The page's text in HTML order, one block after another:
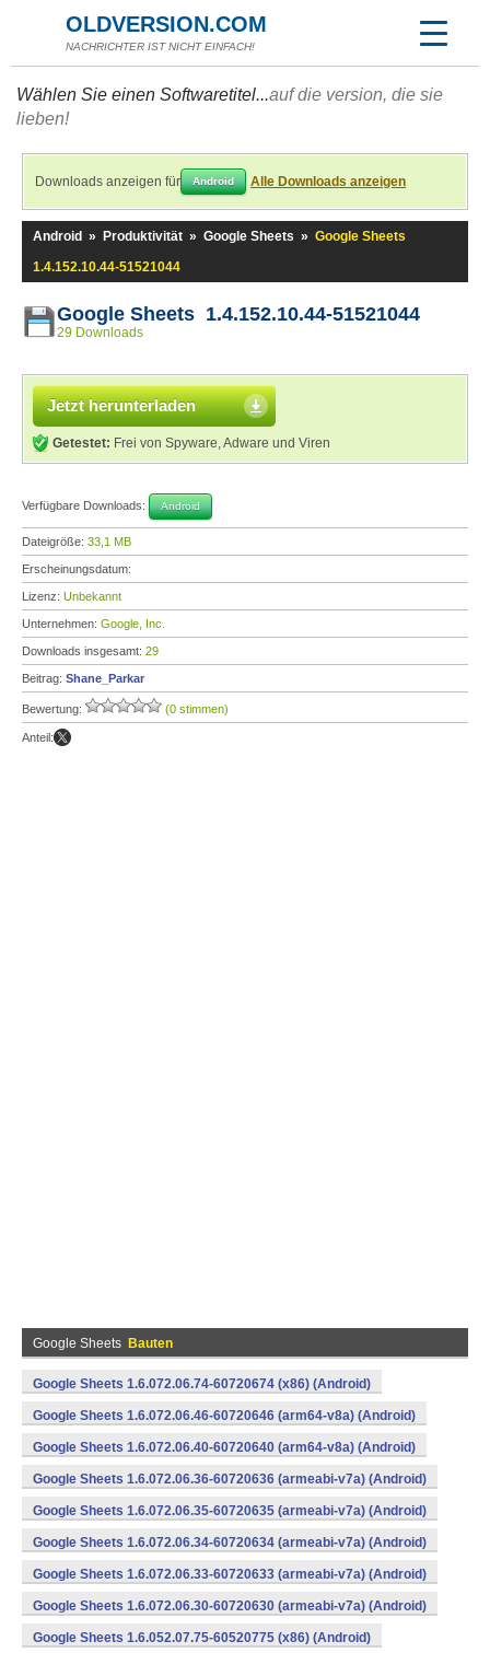
OLDVERSION.COM
NACHRICHTER IST NICHT EINFACH!
Wählen Sie einen Softwaretitel...auf die version, die sie
lieben!
Downloads anzeigen für Android Alle Downloads anzeigen
Android » Produktivität » Google Sheets » Google Sheets
1.4.152.10.44-51521044
Google Sheets 1.4.152.10.44-51521044
29 Downloads
Jetzt herunterladen
Getestet: Frei von Spyware, Adware und Viren
Verfügbare Downloads: Android
Dateigröße: 33,1 MB
Erscheinungsdatum:
Lizenz: Unbekannt
Unternehmen: Google, Inc.
Downloads insgesamt: 29
Beitrag: Shane_Parkar
Bewertung: (0 stimmen)
Anteil:
Google Sheets Bauten
Google Sheets 1.6.072.06.74-60720674 (x86) (Android)
Google Sheets 1.6.072.06.46-60720646 (arm64-v8a) (Android)
Google Sheets 1.6.072.06.40-60720640 (arm64-v8a) (Android)
Google Sheets 1.6.072.06.36-60720636 (armeabi-v7a) (Android)
Google Sheets 1.6.072.06.35-60720635 (armeabi-v7a) (Android)
Google Sheets 1.6.072.06.34-60720634 (armeabi-v7a) (Android)
Google Sheets 1.6.072.06.33-60720633 (armeabi-v7a) (Android)
Google Sheets 1.6.072.06.30-60720630 (armeabi-v7a) (Android)
Google Sheets 1.6.052.07.75-60520775 (x86) (Android)